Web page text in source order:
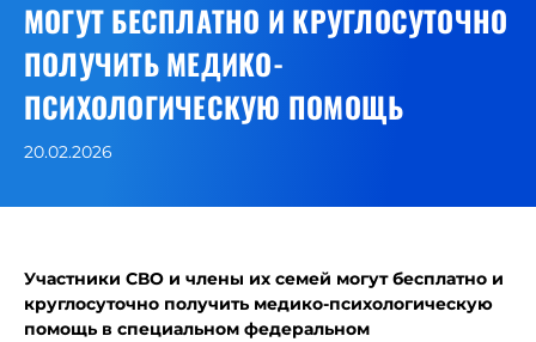
МОГУТ БЕСПЛАТНО И КРУГЛОСУТОЧНО
ПОЛУЧИТЬ МЕДИКО-
ПСИХОЛОГИЧЕСКУЮ ПОМОЩЬ
20.02.2026
Участники СВО и члены их семей могут бесплатно и
круглосуточно получить медико-психологическую
помощь в специальном федеральном